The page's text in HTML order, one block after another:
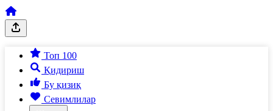
Топ 100
Қидириш
Бу қизиқ
Севимлилар